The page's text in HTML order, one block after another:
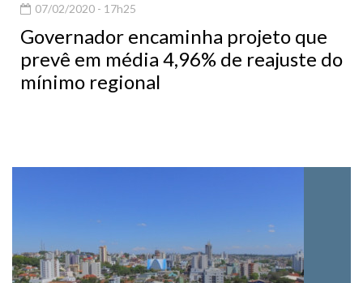
07/02/2020 - 17h25
Governador encaminha projeto que
prevê em média 4,96% de reajuste do
mínimo regional